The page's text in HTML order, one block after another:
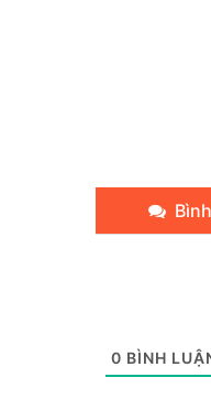
0 BÌNH